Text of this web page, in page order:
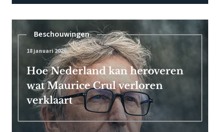
Beschouwingen
18 januari 2026
Hoe Nederland kan heroveren
wat Maurice Crul verloren
verklaart